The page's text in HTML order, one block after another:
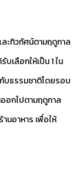
ะทิวทัศน์ตามฤดูกาล
เลือกให้เป็น 1 ใน
ธรรมชาติโดยรอบ
อกไปตามฤดูกาล
นอาหาร เพื่อให้